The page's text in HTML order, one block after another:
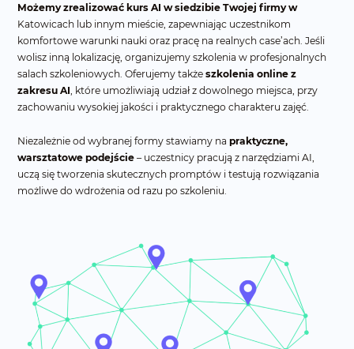
Możemy zrealizować kurs AI w siedzibie Twojej firmy w
Katowicach lub innym mieście, zapewniając uczestnikom
komfortowe warunki nauki oraz pracę na realnych case’ach. Jeśli
wolisz inną lokalizację, organizujemy szkolenia w profesjonalnych
salach szkoleniowych. Oferujemy także szkolenia online z
zakresu AI, które umożliwiają udział z dowolnego miejsca, przy
zachowaniu wysokiej jakości i praktycznego charakteru zajęć.
Niezależnie od wybranej formy stawiamy na praktyczne,
warsztatowe podejście– uczestnicy pracują z narzędziami AI,
uczą się tworzenia skutecznych promptów i testują rozwiązania
możliwe do wdrożenia od razu po szkoleniu.